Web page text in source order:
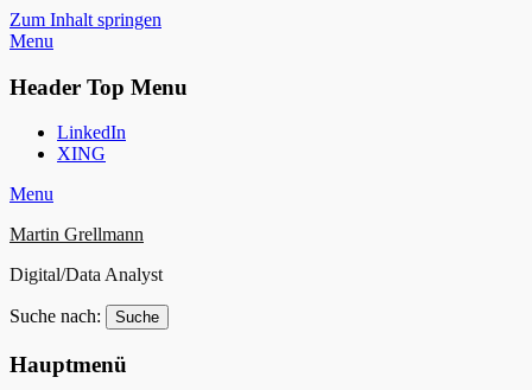
Zum Inhalt springen
Menu
Header Top Menu
LinkedIn
XING
Menu
Martin Grellmann
Digital/Data Analyst
Suche nach:
Hauptmenü